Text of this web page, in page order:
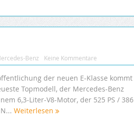
Benz Keine Kommentare
der neuen E-Klasse kommt
Topmodell, der Mercedes-Benz
6,3-Liter-V8-Motor, der 525 PS / 386
Weiterlesen